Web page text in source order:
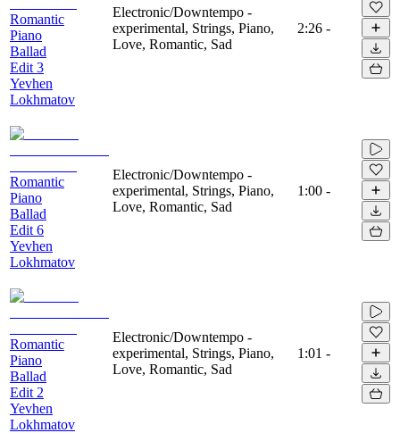
Romantic
Piano
Ballad
Edit 3
Yevhen
Lokhmatov
Electronic/Downtempo -
experimental, Strings, Piano,
Love, Romantic, Sad
2:26 -
Romantic
Piano
Ballad
Edit 6
Yevhen
Lokhmatov
Electronic/Downtempo -
experimental, Strings, Piano,
Love, Romantic, Sad
1:00 -
Romantic
Piano
Ballad
Edit 2
Yevhen
Lokhmatov
Electronic/Downtempo -
experimental, Strings, Piano,
Love, Romantic, Sad
1:01 -